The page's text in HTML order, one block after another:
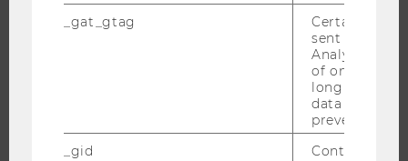
FORSCHUNGSPORTAL
_gat_gtag
Certain data
sent to
Analytics a
of once per
long as it is
data
prevented.
_gid
Contains a